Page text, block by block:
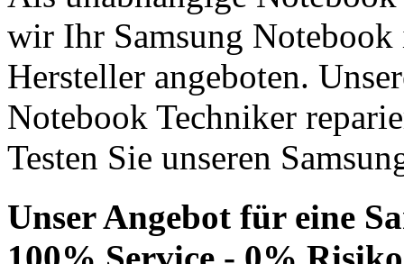
wir Ihr Samsung
Hersteller angeboten.
Notebook Techniker
Testen Sie unseren
Unser Angebot für eine